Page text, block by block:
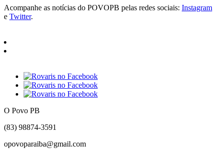
Acompanhe as notícias do POVOPB pelas redes sociais: Instagram
e Twitter.
O Povo PB
(83) 98874-3591
opovoparaiba@gmail.com